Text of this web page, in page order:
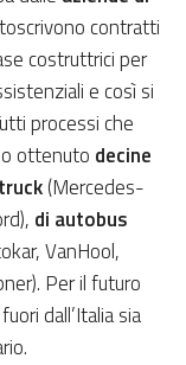
contratti
costruttrici per
e così si
processi che
ottenuto decine
(Mercedes-
di autobus
VanHool,
Per il futuro
dall’Italia sia